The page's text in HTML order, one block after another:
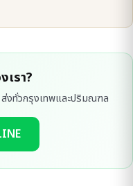
เรา?
งทั่วกรุงเทพและปริมณฑล